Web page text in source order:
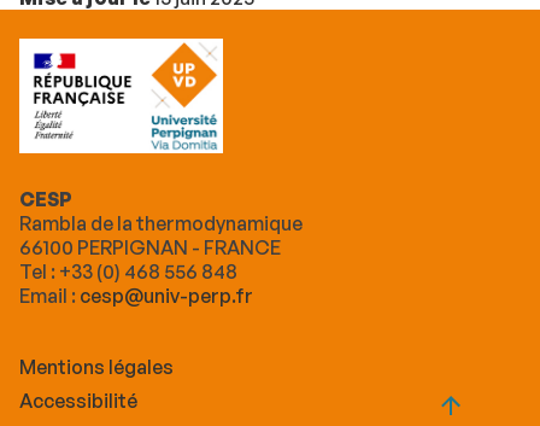
CESP
Rambla de la thermodynamique
66100 PERPIGNAN - FRANCE
Tel : +33 (0) 468 556 848
Email : cesp@univ-perp.fr
Mentions légales
Accessibilité